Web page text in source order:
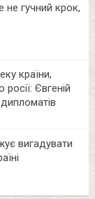
не гучний крок,
країни,
Євгеній
вигадувати